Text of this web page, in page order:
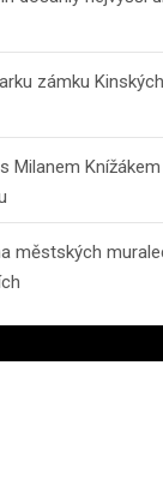
zámku
Milanem
městských